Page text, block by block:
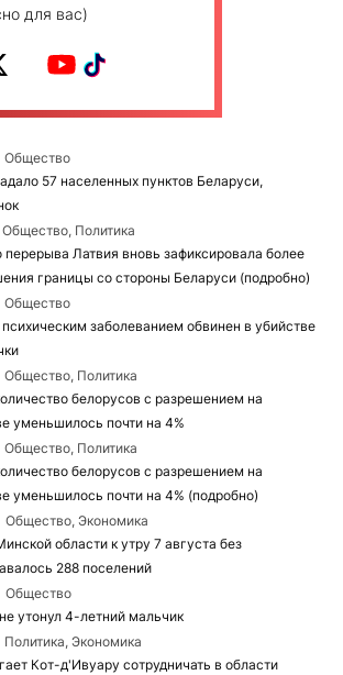
для вас)
Общество
57 населенных пунктов Беларуси,
Общество, Политика
Латвия вновь зафиксировала более
границы со стороны Беларуси (подробно)
Общество
заболеванием обвинен в убийстве
Общество, Политика
белорусов с разрешением на
уменьшилось почти на 4%
Общество, Политика
белорусов с разрешением на
уменьшилось почти на 4% (подробно)
Общество, Экономика
области к утру 7 августа без
288 поселений
Общество
утонул 4-летний мальчик
Политика, Экономика
Кот-д'Ивуару сотрудничать в области